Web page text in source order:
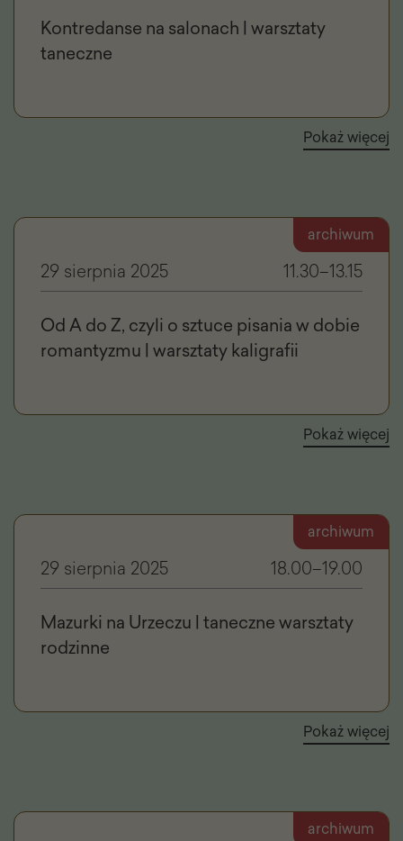
Kontredanse na salonach | warsztaty
taneczne
Pokaż więcej
archiwum
29 sierpnia 2025 11.30–13.15
Od A do Z, czyli o sztuce pisania w dobie
romantyzmu | warsztaty kaligrafii
Pokaż więcej
archiwum
29 sierpnia 2025 18.00–19.00
Mazurki na Urzeczu | taneczne warsztaty
rodzinne
Pokaż więcej
archiwum